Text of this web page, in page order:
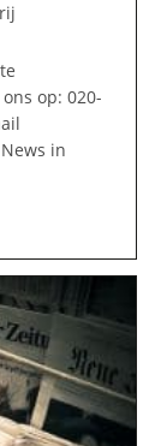
op: 020-
in